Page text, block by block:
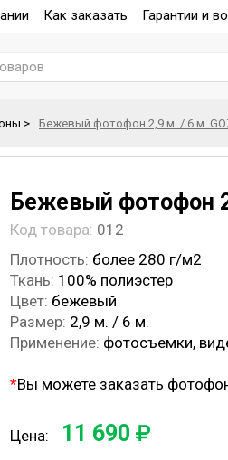
Как заказать Гарантии и
> Бежевый фотофон 2,9 м. / 6 м.
Бежевый фотофон
Код товара: 012
Плотность: более 280 г/м2
Ткань: 100% полиэстер
Цвет: бежевый
Размер: 2,9 м. / 6 м.
Применение: фотосъемки,
*Вы можете заказать
Цена: 11 690